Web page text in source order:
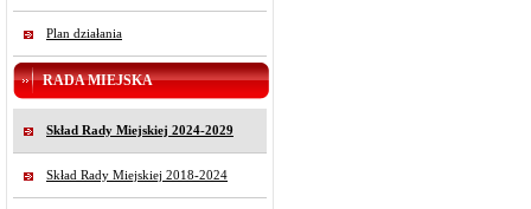
Plan działania
RADA MIEJSKA
Skład Rady Miejskiej 2024-2029
Skład Rady Miejskiej 2018-2024